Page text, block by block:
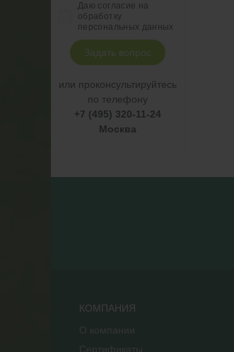
Даю согласие на
обработку
персональных данных
Задать вопрос
или проконсультируйтесь
по телефону
+7 (495) 320-11-24
Москва
КОМПАНИЯ